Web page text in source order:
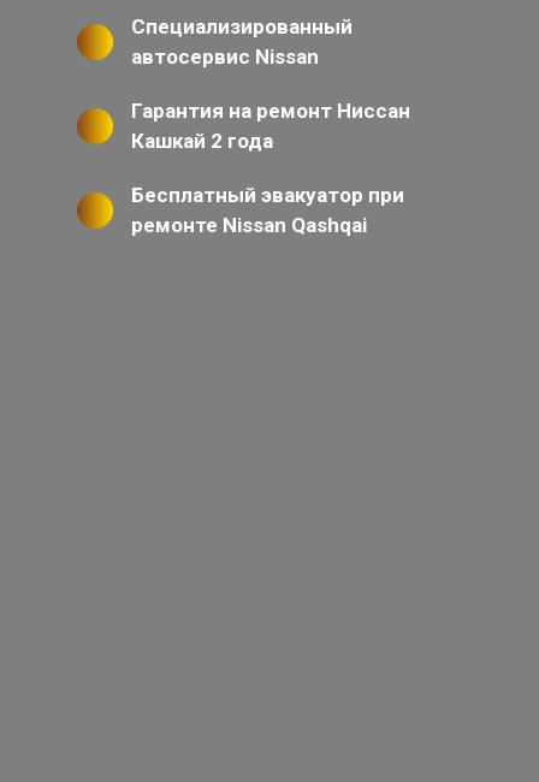
Специализированный
автосервис Nissan
Гарантия на ремонт Ниссан
Кашкай 2 года
Бесплатный эвакуатор при
ремонте Nissan Qashqai